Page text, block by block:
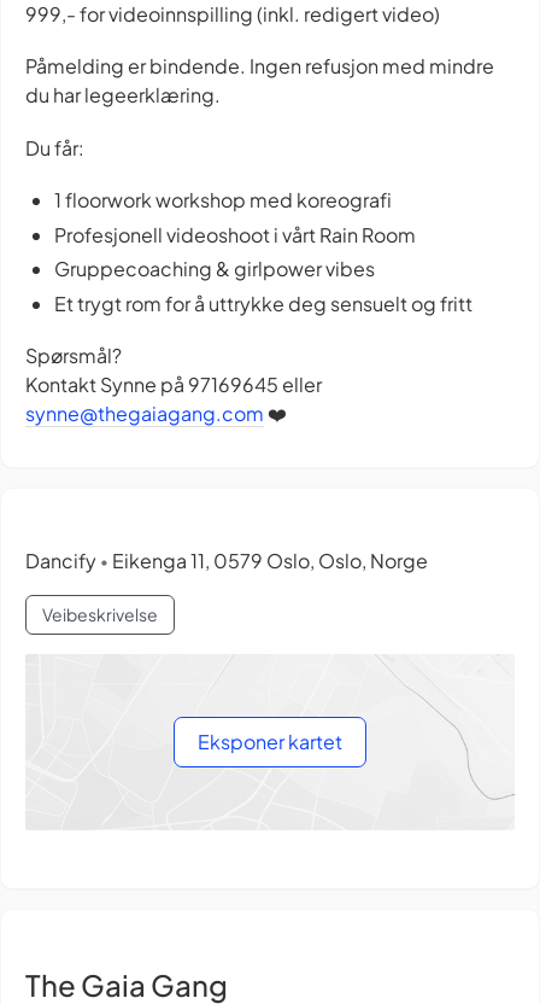
999,- for videoinnspilling (inkl. redigert video)
Påmelding er bindende. Ingen refusjon med mindre
du har legeerklæring.
Du får:
1 floorwork workshop med koreografi
Profesjonell videoshoot i vårt Rain Room
Gruppecoaching & girlpower vibes
Et trygt rom for å uttrykke deg sensuelt og fritt
Spørsmål?
Kontakt Synne på 97169645 eller
synne@thegaiagang.com ❤️
Dancify • Eikenga 11, 0579 Oslo, Oslo, Norge
Veibeskrivelse
Eksponer kartet
The Gaia Gang